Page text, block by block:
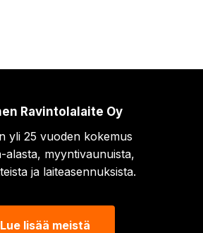
Ravintolalaite Oy
yli 25 vuoden kokemus
alasta, myyntivaunuista,
ja laiteasennuksista.
Lue lisää meistä